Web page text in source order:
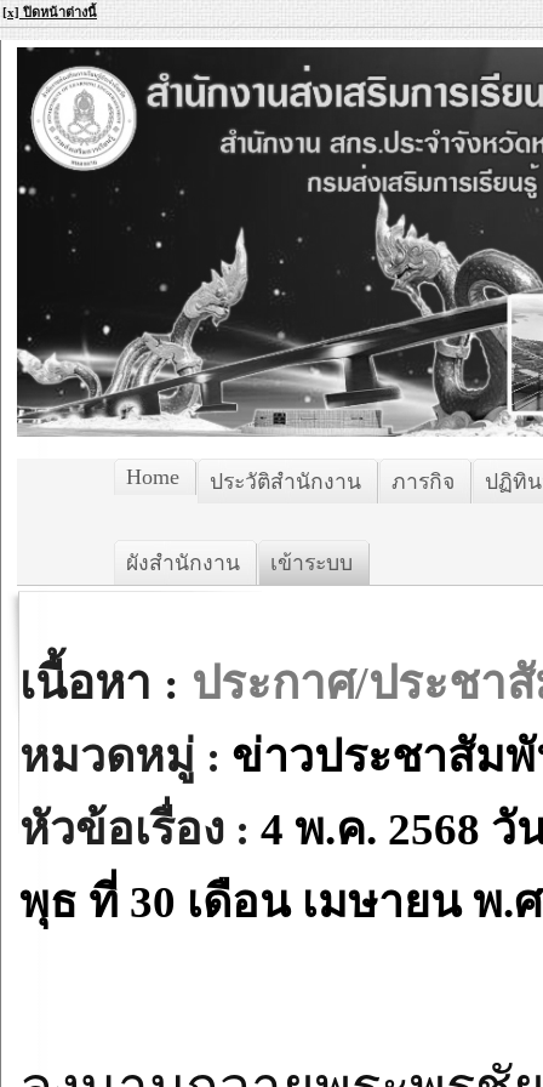
[x] ปิดหน้าต่างนี้
Home ประวัติสำนักงาน ภารกิจ ปฏิทิ
ผังสำนักงาน เข้าระบบ
เนื้อหา : ประกาศ/ประชา
หมวดหมู่ : ข่าวประชาสัม
หัวข้อเรื่อง : 4 พ.ค. 2568
พุธ ที่ 30 เดือน เมษายน พ.ศ